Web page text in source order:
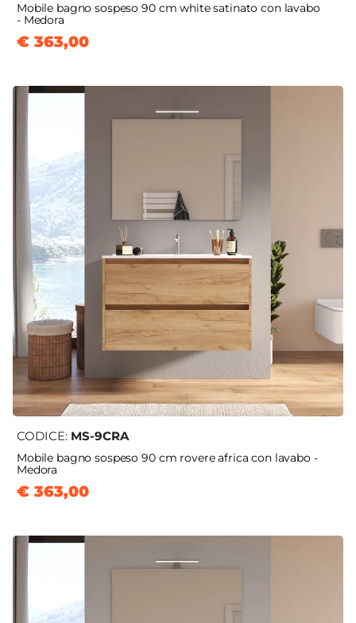
Mobile bagno sospeso 90 cm white satinato con lavabo
- Medora
€ 363,00
CODICE: MS-9CRA
Mobile bagno sospeso 90 cm rovere africa con lavabo -
Medora
€ 363,00